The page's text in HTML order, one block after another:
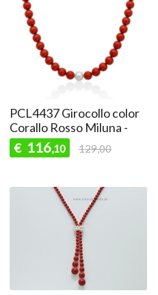
PCL4437 Girocollo color
Corallo Rosso Miluna -
€ 116,10 129,00